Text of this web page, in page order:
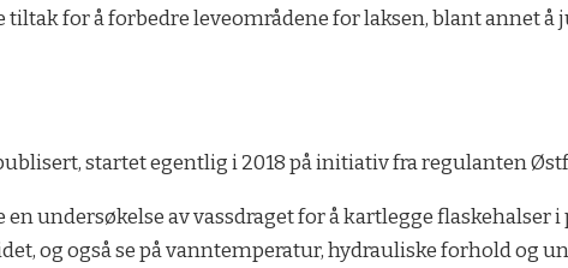
for å forbedre leveområdene for laksen, blant annet
startet egentlig i 2018 på initiativ fra regulanten
undersøkelse av vassdraget for å kartlegge flaskehalser
og også se på vanntemperatur, hydrauliske forhold og